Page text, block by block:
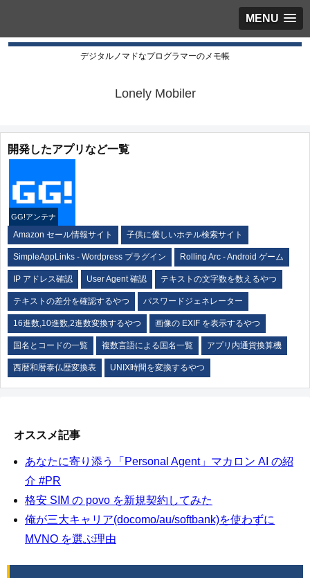
MENU
デジタルノマドなプログラマーのメモ帳
Lonely Mobiler
開発したアプリなど一覧
GG!アンテナ
Amazon セール情報サイト 子供に優しいホテル検索サイト
SimpleAppLinks - Wordpress プラグイン Rolling Arc - Android ゲーム
IP アドレス確認 User Agent 確認 テキストの文字数を数えるやつ
テキストの差分を確認するやつ パスワードジェネレーター
16進数,10進数,2進数変換するやつ 画像の EXIF を表示するやつ
国名とコードの一覧 複数言語による国名一覧 アプリ内通貨換算機
西暦和暦泰仏歴変換表 UNIX時間を変換するやつ
オススメ記事
あなたに寄り添う「Personal Agent」マカロン AI の紹
介 #PR
格安 SIM の povo を新規契約してみた
俺が三大キャリア(docomo/au/softbank)を使わずに
MVNO を選ぶ理由